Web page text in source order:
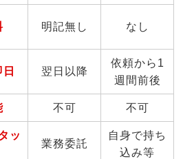
明記無し なし
翌日以降
依頼から1
週間前後
不可 不可
ッ
業務委託
自身で持ち
込み等